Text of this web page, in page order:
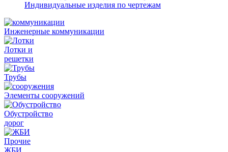
Индивидуальные изделия по чертежам
Инженерные коммуникации
Лотки и
решетки
Трубы
Элементы сооружений
Обустройство
дорог
Прочие